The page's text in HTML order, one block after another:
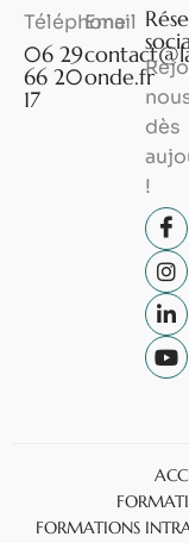
Téléphone
06 29
66 20
17
Email
onde.fr
dès
!
FORMATIONS